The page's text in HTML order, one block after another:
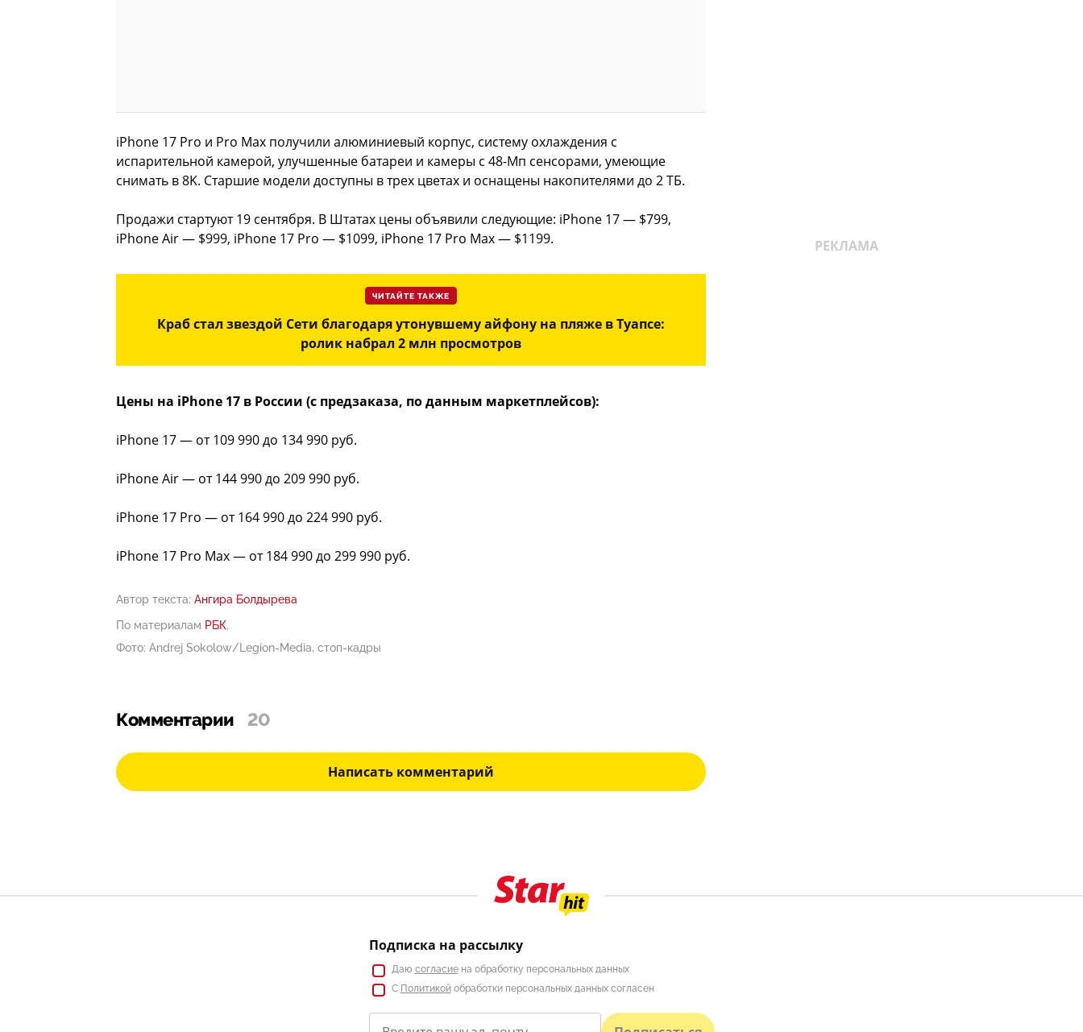
iPhone 17 Pro и Pro Max получили алюминиевый корпус, систему охлаждения с
испарительной камерой, улучшенные батареи и камеры с 48-Мп сенсорами, умеющие
снимать в 8K. Старшие модели доступны в трех цветах и оснащены накопителями до 2 ТБ.
Продажи стартуют 19 сентября. В Штатах цены объявили следующие: iPhone 17 — $799,
iPhone Air — $999, iPhone 17 Pro — $1099, iPhone 17 Pro Max — $1199.
ЧИТАЙТЕ ТАКЖЕ
Краб стал звездой Сети благодаря утонувшему айфону на пляже в Туапсе:
ролик набрал 2 млн просмотров
Цены на iPhone 17 в России (с предзаказа, по данным маркетплейсов):
iPhone 17 — от 109 990 до 134 990 руб.
iPhone Air — от 144 990 до 209 990 руб.
iPhone 17 Pro — от 164 990 до 224 990 руб.
iPhone 17 Pro Max — от 184 990 до 299 990 руб.
Автор текста: Ангира Болдырева
По материалам РБК.
Фото: Andrej Sokolow/Legion-Media, стоп-кадры
Комментарии 20
Написать комментарий
Подписка на рассылку
Даю согласиена обработку персональных данных
С Политикойобработки персональных данных согласен